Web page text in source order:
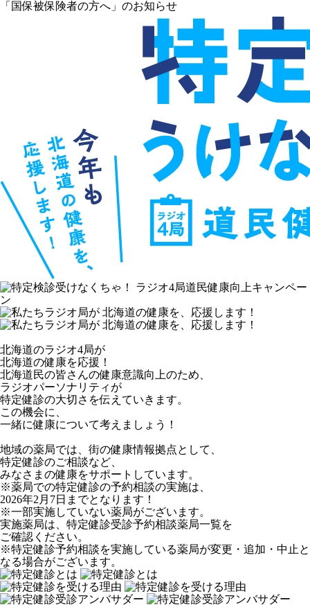
「国保被保険者の方へ」のお知らせ
北海道のラジオ4局が
北海道の健康を応援！
北海道民の皆さんの健康意識向上のため、
ラジオパーソナリティが
特定健診の大切さを伝えていきます。
この機会に、
一緒に健康について考えましょう！
地域の薬局では、街の健康情報拠点として、
特定健診のご相談など、
みなさまの健康をサポートしています。
※薬局での特定健診の予約相談の実施は、
2026年2月7日までとなります！
※一部実施していない薬局がございます。
実施薬局は、特定健診受診予約相談薬局一覧を
ご確認ください。
※特定健診予約相談を実施している薬局が変更・追加・中止と
なる場合がございます。